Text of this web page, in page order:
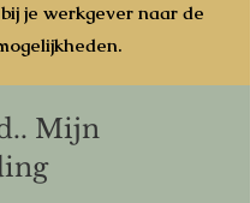
je werkgever naar de
Mijn